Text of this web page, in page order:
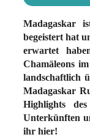
Madagaskar
begeistert hat
erwartet
Chamäleons
landschaftlich
Madagaskar
Highlights
Unterkünften
ihr hier!